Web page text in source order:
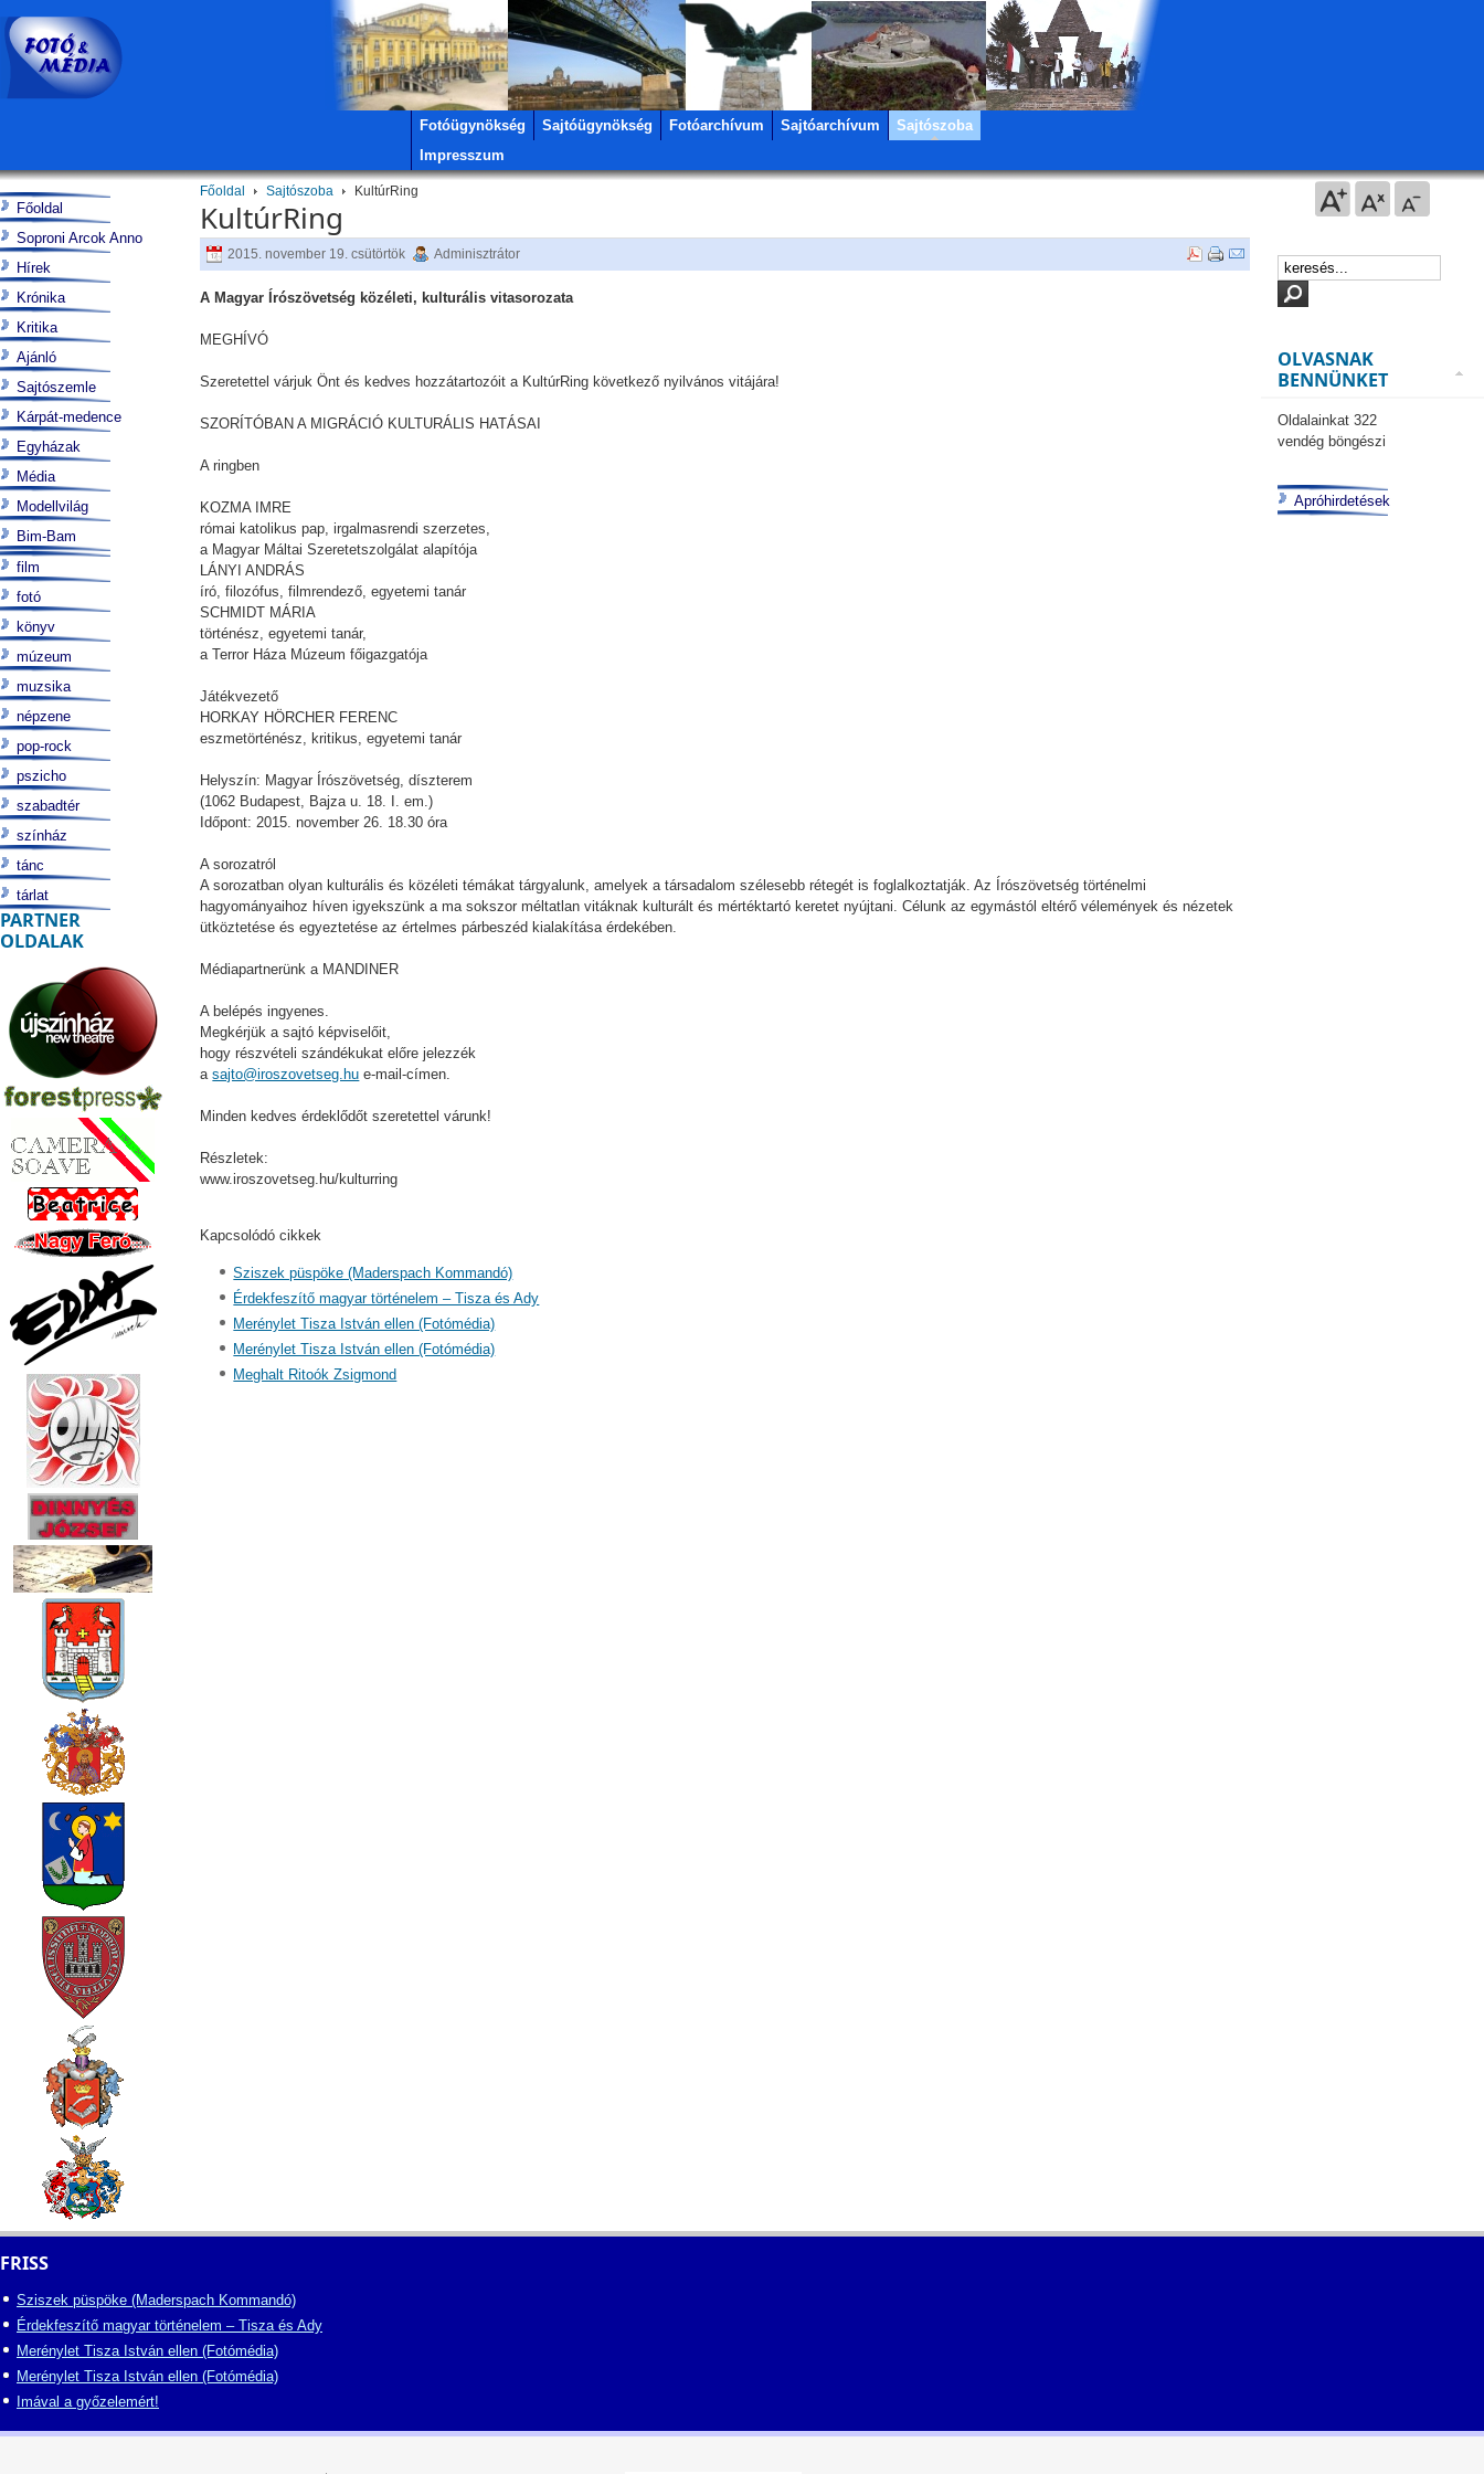
Fotóügynökség Sajtóügynökség Fotóarchívum Sajtóarchívum
Sajtószoba
Impresszum
Főoldal Sajtószoba KultúrRing
KultúrRing
2015. november 19. csütörtök Adminisztrátor
A Magyar Írószövetség közéleti, kulturális vitasorozata
MEGHÍVÓ
Szeretettel várjuk Önt és kedves hozzátartozóit a KultúrRing következő nyilvános vitájára!
SZORÍTÓBAN A MIGRÁCIÓ KULTURÁLIS HATÁSAI
A ringben
KOZMA IMRE
római katolikus pap, irgalmasrendi szerzetes,
a Magyar Máltai Szeretetszolgálat alapítója
LÁNYI ANDRÁS
író, filozófus, filmrendező, egyetemi tanár
SCHMIDT MÁRIA
történész, egyetemi tanár,
a Terror Háza Múzeum főigazgatója
Játékvezető
HORKAY HÖRCHER FERENC
eszmetörténész, kritikus, egyetemi tanár
Helyszín: Magyar Írószövetség, díszterem
(1062 Budapest, Bajza u. 18. I. em.)
Időpont: 2015. november 26. 18.30 óra
A sorozatról
A sorozatban olyan kulturális és közéleti témákat tárgyalunk, amelyek a társadalom szélesebb rétegét is foglalkoztatják. Az Írószövetség történelmi
hagyományaihoz híven igyekszünk a ma sokszor méltatlan vitáknak kulturált és mértéktartó keretet nyújtani. Célunk az egymástól eltérő vélemények és nézetek
ütköztetése és egyeztetése az értelmes párbeszéd kialakítása érdekében.
Médiapartnerünk a MANDINER
A belépés ingyenes.
Megkérjük a sajtó képviselőit,
hogy részvételi szándékukat előre jelezzék
asajto@iroszovetseg.hu e-mail-címen.
Minden kedves érdeklődőt szeretettel várunk!
Részletek:
www.iroszovetseg.hu/kulturring
Kapcsolódó cikkek
Sziszek püspöke (Maderspach Kommandó)
Érdekfeszítő magyar történelem – Tisza és Ady
Merénylet Tisza István ellen (Fotómédia)
Merénylet Tisza István ellen (Fotómédia)
Meghalt Ritoók Zsigmond
Főoldal
Soproni Arcok Anno
Hírek
Krónika
Kritika
Ajánló
Sajtószemle
Kárpát-medence
Egyházak
Média
Modellvilág
Bim-Bam
film
fotó
könyv
múzeum
muzsika
népzene
pop-rock
pszicho
szabadtér
színház
tánc
tárlat
PARTNER
OLDALAK
OLVASNAK
BENNÜNKET
Oldalainkat 322
vendég böngészi
Apróhirdetések
FRISS
Sziszek püspöke (Maderspach Kommandó)
Érdekfeszítő magyar történelem – Tisza és Ady
Merénylet Tisza István ellen (Fotómédia)
Merénylet Tisza István ellen (Fotómédia)
Imával a győzelemért!